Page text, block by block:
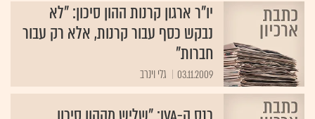
יו"ר ארגון קרנות ההון סיכון: "לא
נבקש כסף עבור קרנות, אלא רק עבור
חברות"
03.11.2009